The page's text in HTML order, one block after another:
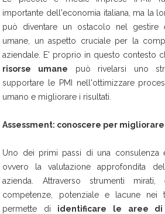
importante dell'economia italiana, ma la
può diventare un ostacolo nel gestire
umane, un aspetto cruciale per la
aziendale. E' proprio in questo contesto
risorse umane può rivelarsi uno
supportare le PMI nell'ottimizzare
umano e migliorare i risultati.
Assessment: conoscere per migliorare
Uno dei primi passi di una consulenza
ovvero la valutazione approfondita
azienda. Attraverso strumenti
competenze, potenziale e lacune nei
permette di identificare le aree